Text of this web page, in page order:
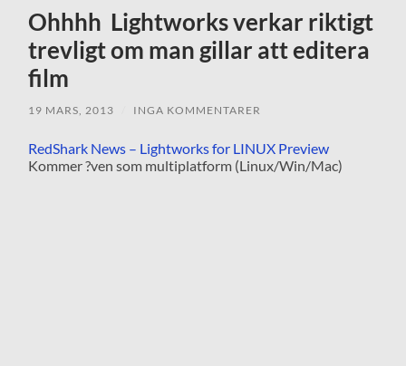
Ohhhh Lightworks verkar riktigt
trevligt om man gillar att editera
film
19 MARS, 2013 INGA KOMMENTARER
RedShark News – Lightworks for LINUX Preview
Kommer ?ven som multiplatform (Linux/Win/Mac)